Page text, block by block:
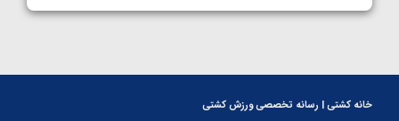
خانه کشتی | رسانه تخصصی ورزش کشتی